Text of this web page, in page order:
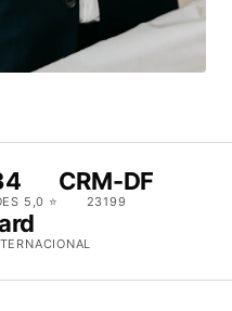
5,0 ⭐
CRM-DF
23199